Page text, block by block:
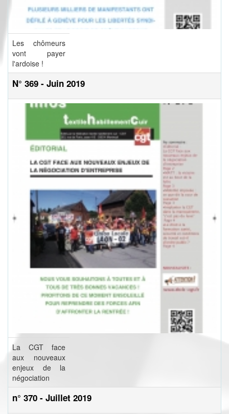
Les chômeurs
vont payer
l'ardoise !
N° 369 - Juin 2019
La CGT face
aux nouveaux
enjeux de la
négociation
n° 370 - Juillet 2019